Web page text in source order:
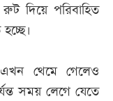
দিয়ে পরিবাহিত
এখন থেমে গেলেও
সময় লেগে যেতে